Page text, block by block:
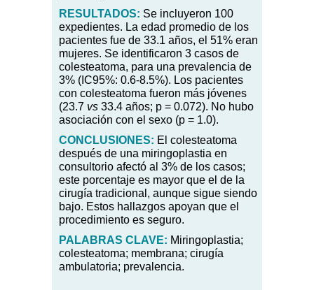
RESULTADOS: Se incluyeron 100
expedientes. La edad promedio de los
pacientes fue de 33.1 años, el 51% eran
mujeres. Se identificaron 3 casos de
colesteatoma, para una prevalencia de
3% (IC95%: 0.6-8.5%). Los pacientes
con colesteatoma fueron más jóvenes
(23.7 vs 33.4 años; p = 0.072). No hubo
asociación con el sexo (p = 1.0).
CONCLUSIONES: El colesteatoma
después de una miringoplastia en
consultorio afectó al 3% de los casos;
este porcentaje es mayor que el de la
cirugía tradicional, aunque sigue siendo
bajo. Estos hallazgos apoyan que el
procedimiento es seguro.
PALABRAS CLAVE: Miringoplastia;
colesteatoma; membrana; cirugía
ambulatoria; prevalencia.